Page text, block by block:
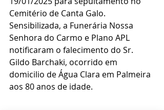
Cemitério de Canta Galo.
Sensibilizada, a Funerária Nossa
Senhora do Carmo e Plano APL
notificaram o falecimento do Sr.
Gildo Barchaki, ocorrido em
domicilio de Água Clara em Palmeira
aos 80 anos de idade.